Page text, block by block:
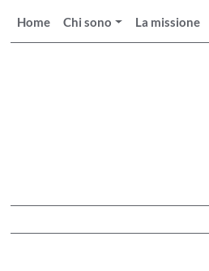
Home Chi sono La missione